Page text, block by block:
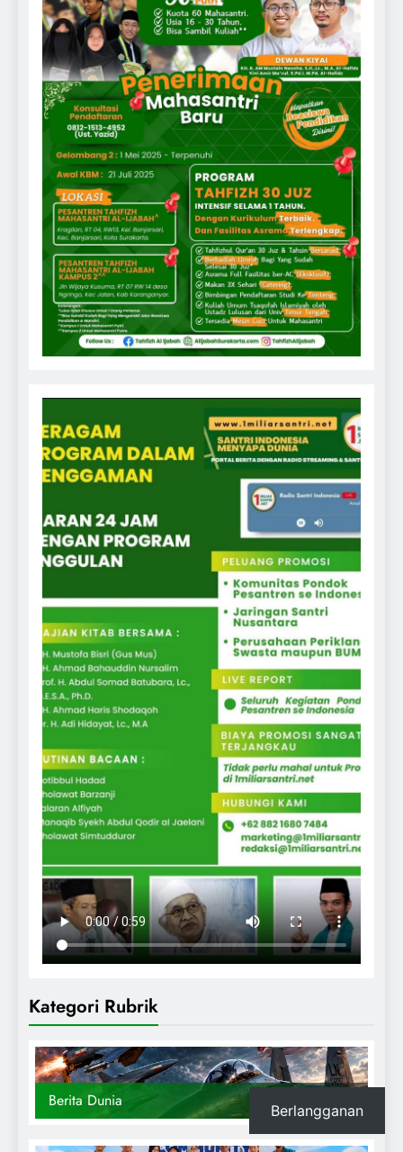
Kategori Rubrik
Berita Dunia
Berlangganan